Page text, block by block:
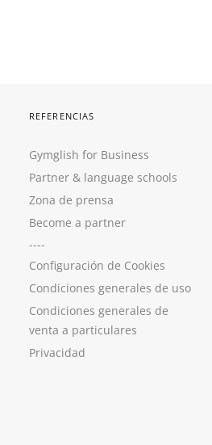
REFERENCIAS
Gymglish for Business
Partner & language schools
Zona de prensa
Become a partner
----
Configuración de Cookies
Condiciones generales de uso
Condiciones generales de
venta a particulares
Privacidad